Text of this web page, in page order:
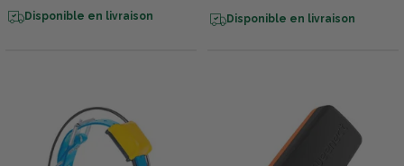
Disponible en livraison Disponible en livraison